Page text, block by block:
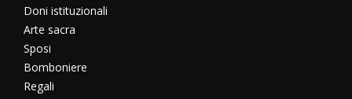
Doni istituzionali
Arte sacra
Sposi
Bomboniere
Regali